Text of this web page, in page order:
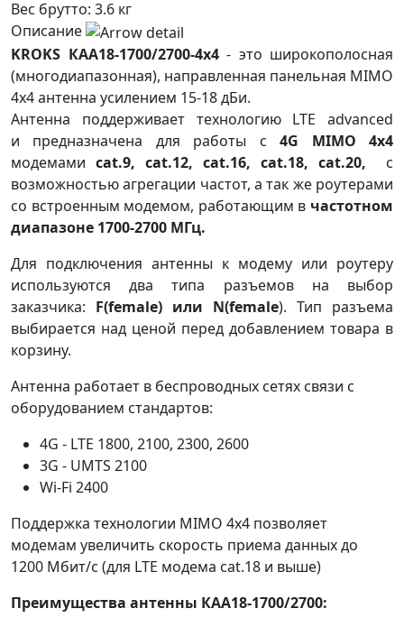
Вес брутто: 3.6 кг
Описание
KROKS КАА18-1700/2700-4x4- это широкополосная
(многодиапазонная), направленная панельная MIMO
4х4 антенна усилением 15-18 дБи.
Антенна
поддерживает технологию LTE advanced
и предназначена для работы с 4G MIMO 4х4
модемами cat.9, cat.12, cat.16, cat.18, cat.20,
с
возможностью агрегации частот, а так же роутерами
со встроенным модемом, работающим в частотном
диапазоне 1700-2700 МГц.
Для подключения антенны к модему или роутеру
используются два типа разъемов на выбор
заказчика: F(female) или N(female). Тип разъема
выбирается над ценой перед добавлением товара в
корзину.
Антенна работает в беспроводных сетях связи с
оборудованием стандартов:
4G - LTE 1800, 2100, 2300, 2600
3G - UMTS 2100
Wi-Fi 2400
Поддержка технологии MIMO 4х4 позволяет
модемам увеличить скорость приема данных до
1200 Мбит/с (для LTE модема cat.18 и выше)
Преимущества антенны КАА18-1700/2700: